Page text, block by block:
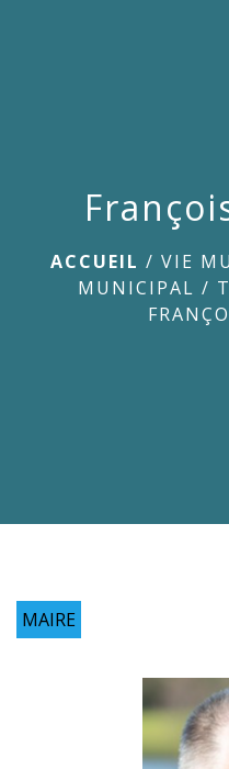
ACCUEIL / VIE
MUNICIPAL /
MAIRE